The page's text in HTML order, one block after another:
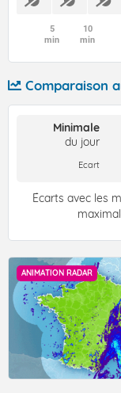
5
min
10
min
Comparaison
Minimale
du jour
Ecart
Écarts avec les
ANIMATION RADAR